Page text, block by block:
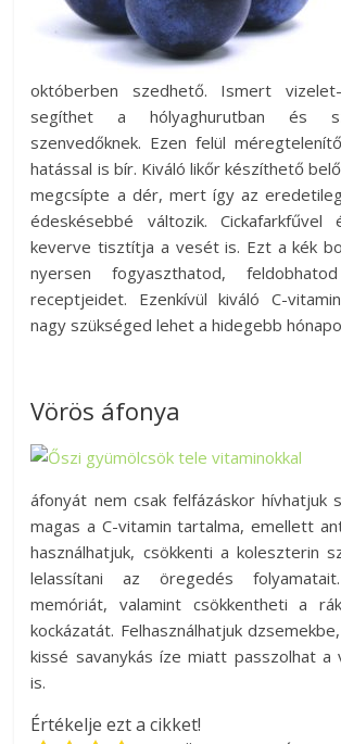
októberben szedhető. Ismert
segíthet a hólyaghurutban és
szenvedőknek. Ezen felül
hatással is bír. Kiváló likőr készíthető
megcsípte a dér, mert így az
édeskésebbé változik. Cickafarkfűvel
keverve tisztítja a vesét is. Ezt a kék
nyersen fogyaszthatod,
receptjeidet. Ezenkívül kiváló C-
nagy szükséged lehet a hidegebb
Vörös áfonya
áfonyát nem csak felfázáskor hívhatjuk
magas a C-vitamin tartalma, emellett
használhatjuk, csökkenti a koleszterin
lelassítani az öregedés
memóriát, valamint csökkentheti a rák
kockázatát. Felhasználhatjuk
kissé savanykás íze miatt passzolhat a
is.
Értékelje ezt a cikket!